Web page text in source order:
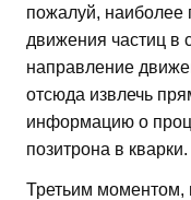
пожалуй, наиболее
движения частиц в
направление
отсюда извлечь
информацию о
позитрона в кварки.
Третьим моментом,